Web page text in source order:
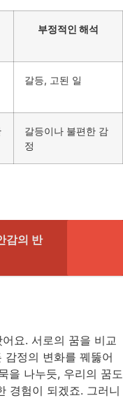
부정적인 해석
갈등, 고된 일
갈등이나 불편한 감
정
감의 반
요. 서로의 꿈을 비교
정의 변화를 꿰뚫어
을 나누듯, 우리의 꿈도
경험이 되겠죠. 그러니